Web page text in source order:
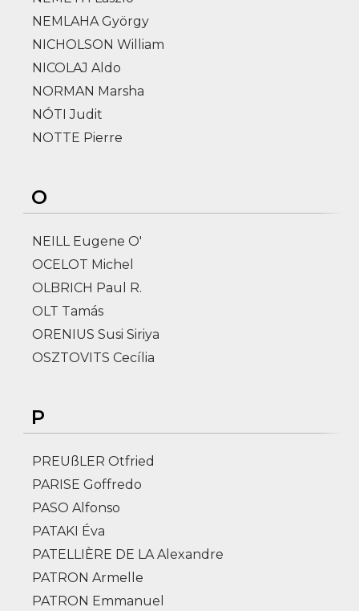
NEMLAHA György
NICHOLSON William
NICOLAJ Aldo
NORMAN Marsha
NÓTI Judit
NOTTE Pierre
O
NEILL Eugene O'
OCELOT Michel
OLBRICH Paul R.
OLT Tamás
ORENIUS Susi Siriya
OSZTOVITS Cecília
P
PREUßLER Otfried
PARISE Goffredo
PASO Alfonso
PATAKI Éva
PATELLIÈRE DE LA Alexandre
PATRON Armelle
PATRON Emmanuel